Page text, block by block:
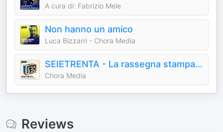
A cura di: Fabrizio Mele
Non hanno un amico
Luca Bizzarri - Chora Media
SEIETRENTA - La rassegna stampa di Chora Media
Chora Media
Reviews